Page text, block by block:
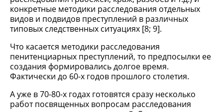
конкретные методики расследования отдельных
видов и подвидов преступлений в различных
типовых следственных ситуациях [8; 9].
Что касается методики расследования
пенитенциарных преступлений, то предпосылки ее
создания формировались долгое время.
Фактически до 60-х годов прошлого столетия.
А уже в 70-80-х годах готовятся сразу несколько
работ посвященных вопросам расследования